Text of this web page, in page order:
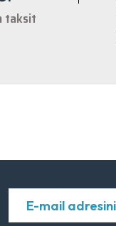
taksit